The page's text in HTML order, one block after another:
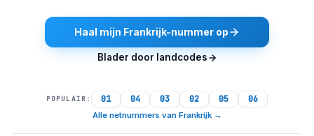
Haal mijn Frankrijk-nummer op
Blader door landcodes
POPULAIR: 01 04 03 02 05 06
Alle netnummers van Frankrijk→